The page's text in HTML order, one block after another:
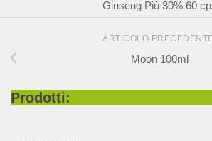
Ginseng Più 30% 60
ARTICOLO
Moon 100ml
Prodotti: